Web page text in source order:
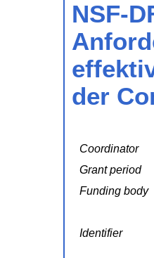
NSF-
der
Coordinator
Grant period
Funding body
Identifier